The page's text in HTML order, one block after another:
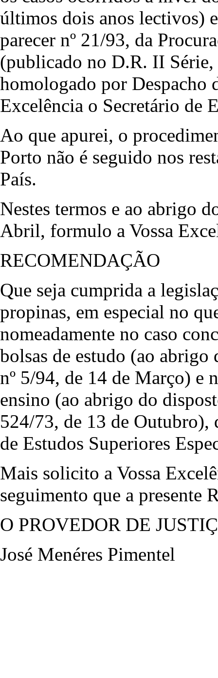
últimos dois anos lectivos)
parecer nº 21/93, da
(publicado no D.R. II Série,
homologado por Despacho
Excelência o Secretário de
Ao que apurei, o
Porto não é seguido nos
País.
Nestes termos e ao abrigo
Abril, formulo a Vossa
RECOMENDAÇÃO
Que seja cumprida a
propinas, em especial no
nomeadamente no caso
bolsas de estudo (ao abrigo
nº 5/94, de 14 de Março) e
ensino (ao abrigo do
524/73, de 13 de Outubro),
de Estudos Superiores
Mais solicito a Vossa
seguimento que a presente
O PROVEDOR DE
José Menéres Pimentel